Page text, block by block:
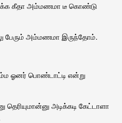
கீதா அம்மணமா டீ கொண்டு
பேரும் அம்மணமா இருந்தோம்.
ஓனர் பொண்டாட்டி என்று
அடிக்கடி கேட்டாளா